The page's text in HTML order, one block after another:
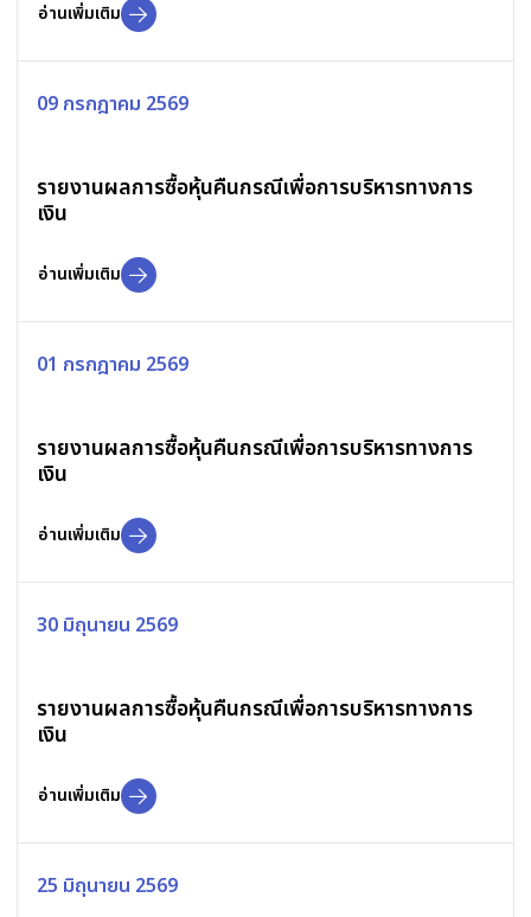
อ่านเพิ่มเติม
09 กรกฎาคม 2569
รายงานผลการซื้อหุ้นคืนกรณีเพื่อการบริหารทางการ
เงิน
อ่านเพิ่มเติม
01 กรกฎาคม 2569
รายงานผลการซื้อหุ้นคืนกรณีเพื่อการบริหารทางการ
เงิน
อ่านเพิ่มเติม
30 มิถุนายน 2569
รายงานผลการซื้อหุ้นคืนกรณีเพื่อการบริหารทางการ
เงิน
อ่านเพิ่มเติม
25 มิถุนายน 2569